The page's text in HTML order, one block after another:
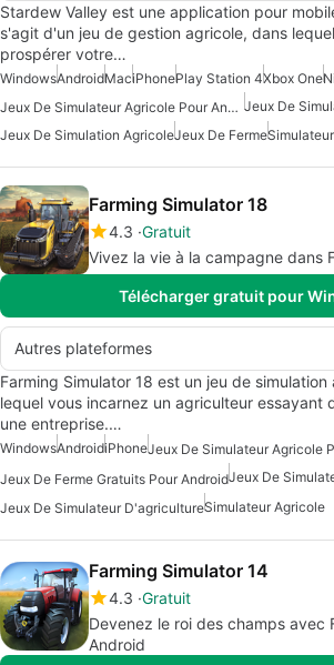
Stardew Valley est une application pour
s'agit d'un jeu de gestion agricole, dans
prospérer votre…
WindowsAndroidMaciPhonePlay Station 4Xbox One
Jeux De Simulateur Agricole Pour Android Jeux De
Jeux De Simulation AgricoleJeux De Ferme
Farming Simulator 18
4.3 Gratuit
Vivez la vie à la campagne dans
Télécharger gratuit pour
Autres plateformes
Farming Simulator 18 est un jeu de
lequel vous incarnez un agriculteur essayant
une entreprise.…
WindowsAndroidiPhone
Jeux De Ferme Gratuits Pour AndroidJeux De
Jeux De Simulateur D'agricultureSimulateur Agricole
Farming Simulator 14
4.3 Gratuit
Devenez le roi des champs avec
Android